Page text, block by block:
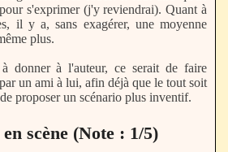
s'exprimer (j'y reviendrai). Quant à
il y a, sans exagérer, une moyenne
plus.
donner à l'auteur, ce serait de faire
un ami à lui, afin déjà que le tout soit
proposer un scénario plus inventif.
scène (Note : 1/5)